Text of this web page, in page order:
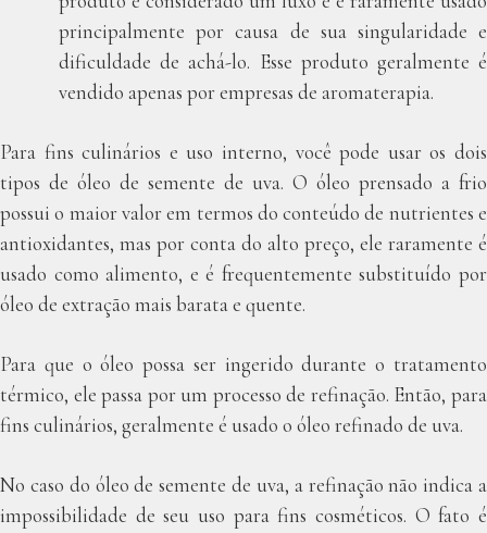
principalmente por causa de sua singularidade e
dificuldade de achá-lo. Esse produto geralmente é
vendido apenas por empresas de aromaterapia.
Para fins culinários e uso interno, você pode usar os dois
tipos de óleo de semente de uva. O óleo prensado a frio
possui o maior valor em termos do conteúdo de nutrientes e
antioxidantes, mas por conta do alto preço, ele raramente é
usado como alimento, e é frequentemente substituído por
óleo de extração mais barata e quente.
Para que o óleo possa ser ingerido durante o tratamento
térmico, ele passa por um processo de refinação. Então, para
fins culinários, geralmente é usado o óleo refinado de uva.
No caso do óleo de semente de uva, a refinação não indica a
impossibilidade de seu uso para fins cosméticos. O fato é